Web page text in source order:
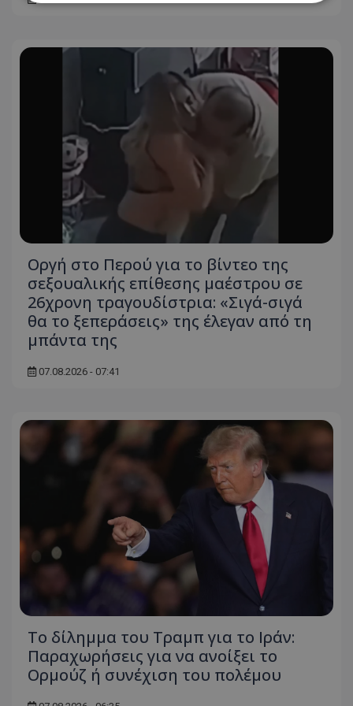
Οργή στο Περού για το βίντεο της
σεξουαλικής επίθεσης μαέστρου σε
26χρονη τραγουδίστρια: «Σιγά-σιγά
θα το ξεπεράσεις» της έλεγαν από τη
μπάντα της
07.08.2026 - 07:41
Το δίλημμα του Τραμπ για το Ιράν:
Παραχωρήσεις για να ανοίξει το
Ορμούζ ή συνέχιση του πολέμου
Λειτουργικότητας
Μη ταξινομημένα
Τα απολύτως απαραίτητα cookies επιτρέπουν
βασικές λειτουργίες του ιστότοπου, όπως τη
σύνδεση χρήστη και τη διαχείριση λογαριασμού.
Ο ιστότοπος δεν μπορεί να χρησιμοποιηθεί σωστά
χωρίς τα απολύτως απαραίτητα cookies.
Ονοματεπώνυμο
Προμηθευτής
usprivacy
ASP.NET_SessionId
.youtube.com